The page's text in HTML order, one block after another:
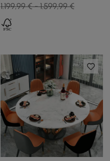
1.199,99 € - 1.599,99 €